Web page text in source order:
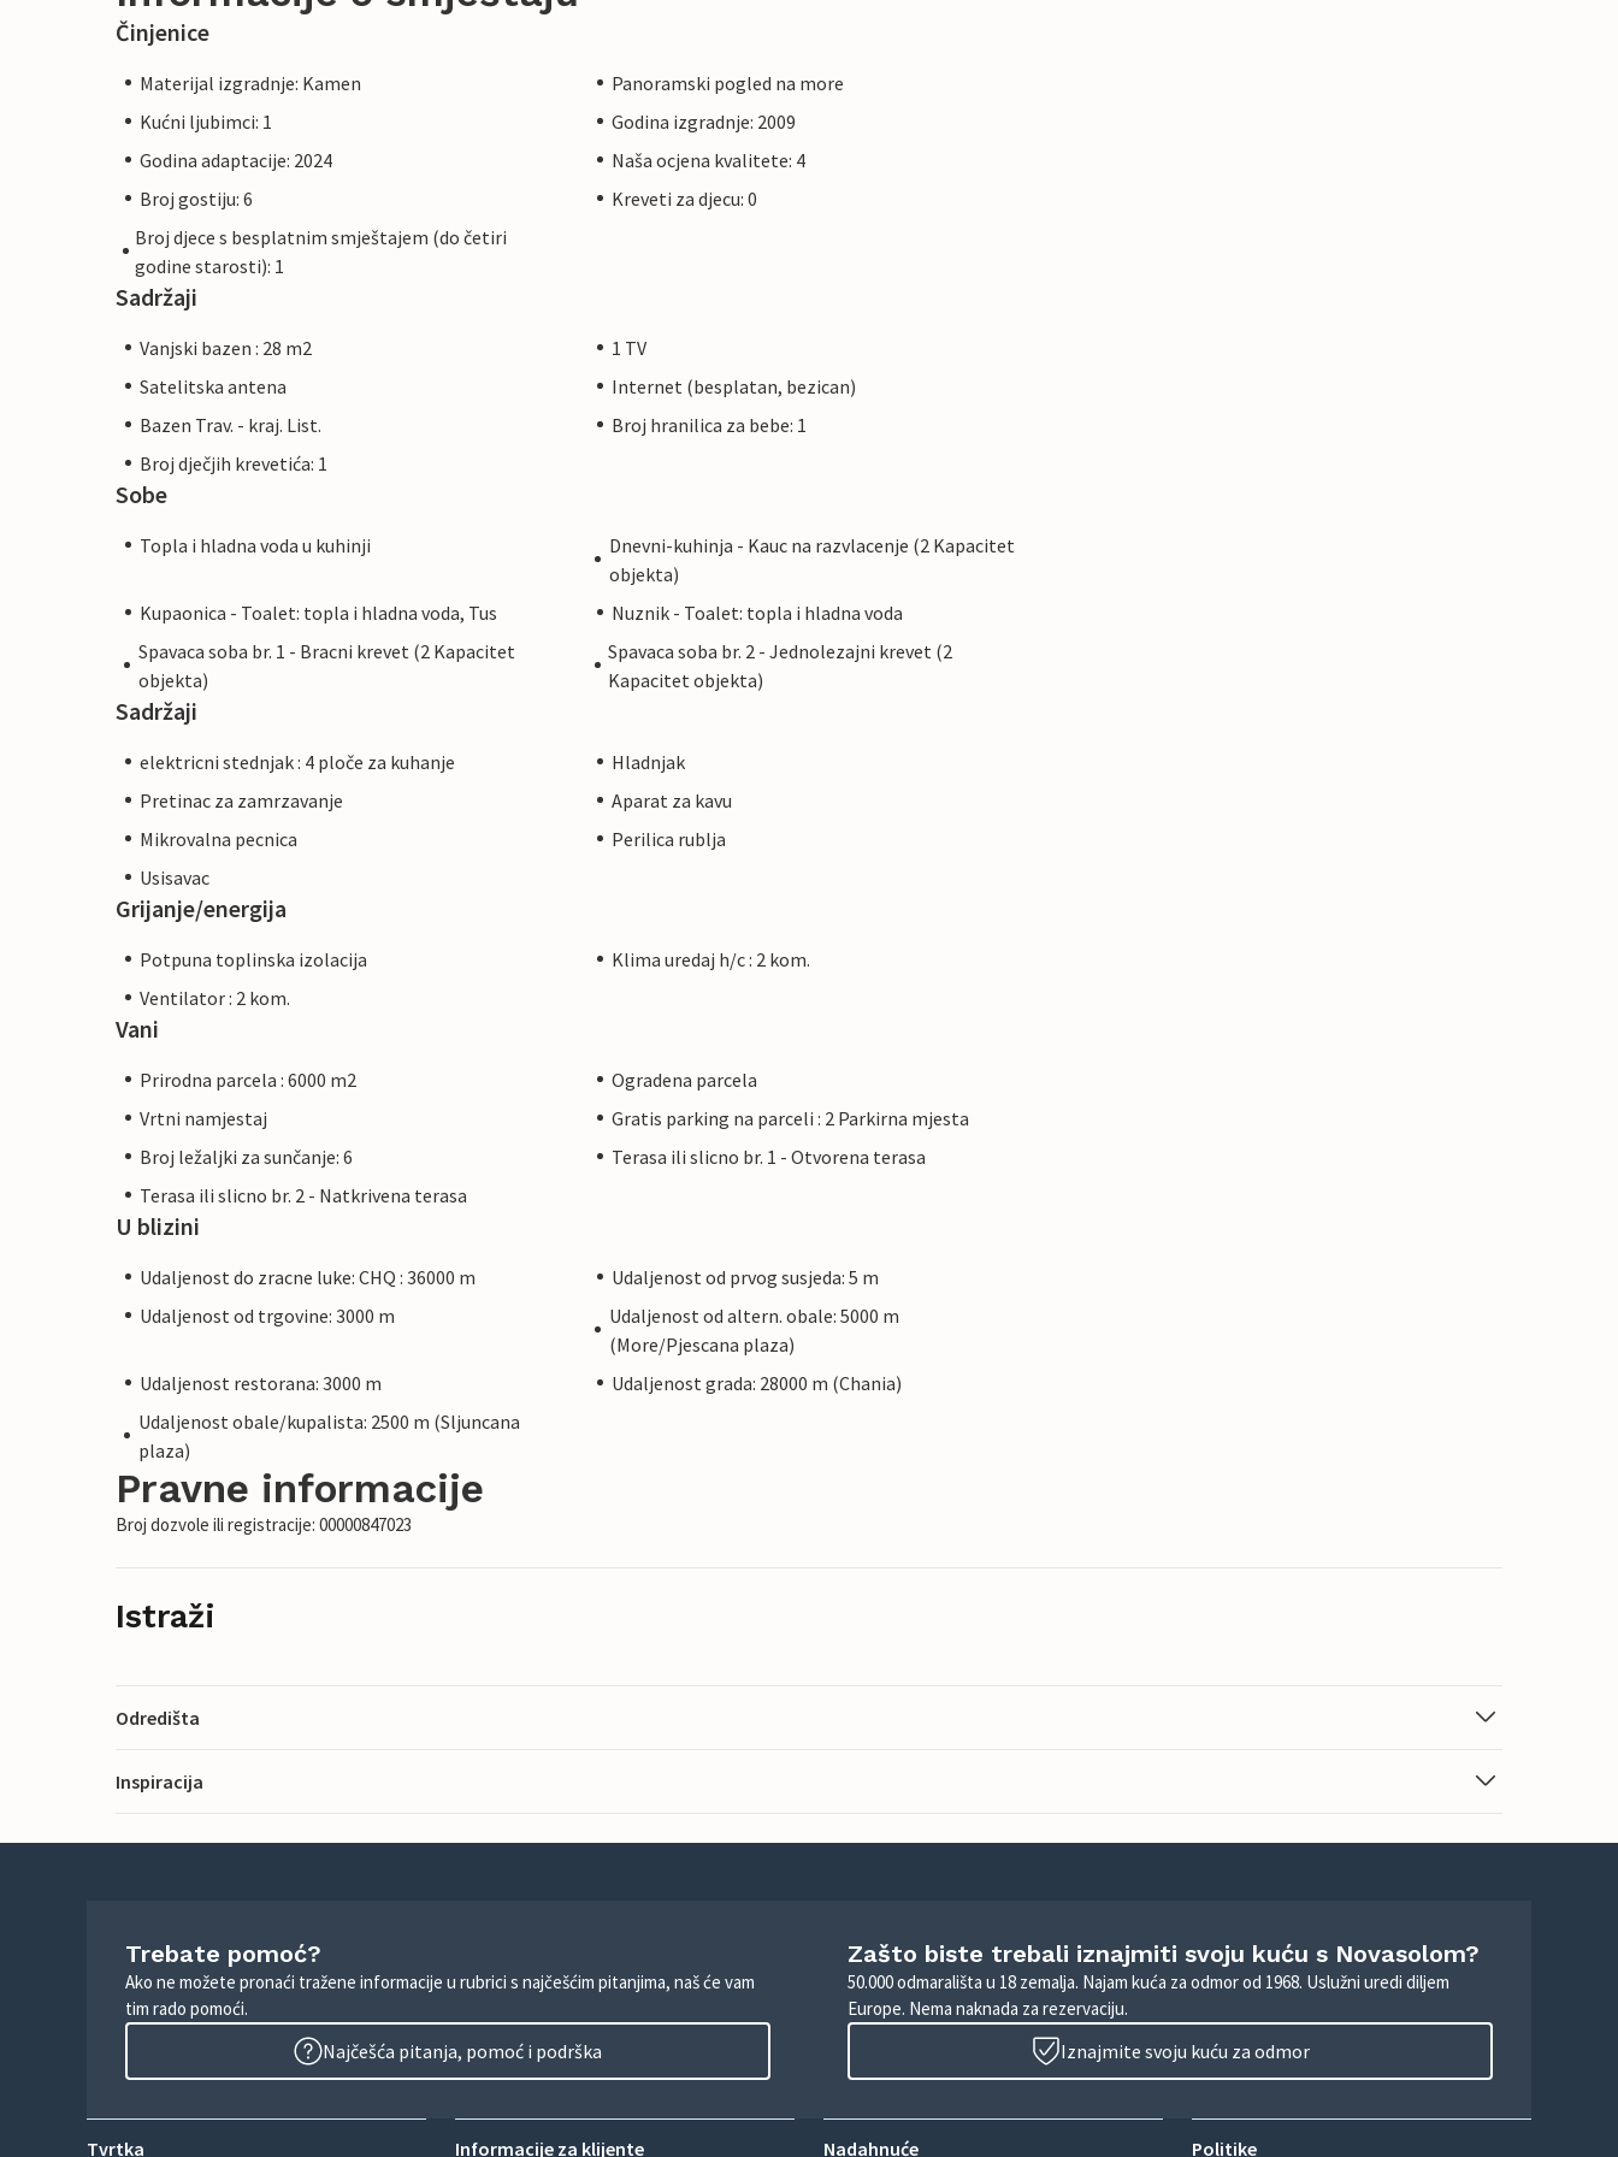
Činjenice
Materijal izgradnje: Kamen
Panoramski pogled na more
Kućni ljubimci: 1
Godina izgradnje: 2009
Godina adaptacije: 2024
Naša ocjena kvalitete: 4
Broj gostiju: 6
Kreveti za djecu: 0
Broj djece s besplatnim smještajem (do četiri
godine starosti): 1
Sadržaji
Vanjski bazen : 28 m2
1 TV
Satelitska antena
Internet (besplatan, bezican)
Bazen Trav. - kraj. List.
Broj hranilica za bebe: 1
Broj dječjih krevetića: 1
Sobe
Topla i hladna voda u kuhinji
Dnevni-kuhinja - Kauc na razvlacenje (2 Kapacitet
objekta)
Kupaonica - Toalet: topla i hladna voda, Tus
Nuznik - Toalet: topla i hladna voda
Spavaca soba br. 1 - Bracni krevet (2 Kapacitet
objekta)
Spavaca soba br. 2 - Jednolezajni krevet (2
Kapacitet objekta)
Sadržaji
elektricni stednjak : 4 ploče za kuhanje
Hladnjak
Pretinac za zamrzavanje
Aparat za kavu
Mikrovalna pecnica
Perilica rublja
Usisavac
Grijanje/energija
Potpuna toplinska izolacija
Klima uredaj h/c : 2 kom.
Ventilator : 2 kom.
Vani
Prirodna parcela : 6000 m2
Ogradena parcela
Vrtni namjestaj
Gratis parking na parceli : 2 Parkirna mjesta
Broj ležaljki za sunčanje: 6
Terasa ili slicno br. 1 - Otvorena terasa
Terasa ili slicno br. 2 - Natkrivena terasa
U blizini
Udaljenost do zracne luke: CHQ : 36000 m
Udaljenost od prvog susjeda: 5 m
Udaljenost od trgovine: 3000 m
Udaljenost od altern. obale: 5000 m
(More/Pjescana plaza)
Udaljenost restorana: 3000 m
Udaljenost grada: 28000 m (Chania)
Udaljenost obale/kupalista: 2500 m (Sljuncana
plaza)
Pravne informacije
Broj dozvole ili registracije: 00000847023
Istraži
Odredišta
Inspiracija
Trebate pomoć?
Ako ne možete pronaći tražene informacije u rubrici s najčešćim pitanjima, naš će vam
tim rado pomoći.
Najčešća pitanja, pomoć i podrška
Zašto biste trebali iznajmiti svoju kuću s Novasolom?
50.000 odmarališta u 18 zemalja. Najam kuća za odmor od 1968. Uslužni uredi diljem
Europe. Nema naknada za rezervaciju.
Iznajmite svoju kuću za odmor
Tvrtka Informacije za klijente Nadahnuće Politike